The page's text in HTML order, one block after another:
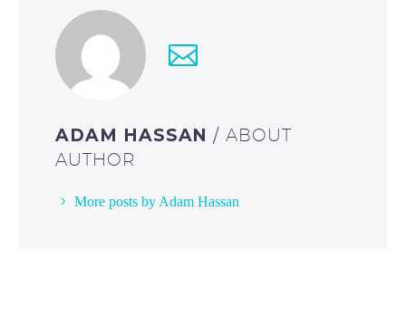
ADAM HASSAN / ABOUT
AUTHOR
More posts by Adam Hassan